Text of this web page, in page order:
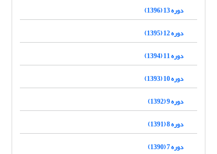
دوره 13 (1396)
دوره 12 (1395)
دوره 11 (1394)
دوره 10 (1393)
دوره 9 (1392)
دوره 8 (1391)
دوره 7 (1390)